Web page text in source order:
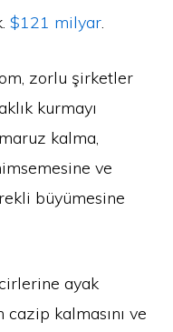
$121 milyar.
zorlu şirketler
kurmayı
kalma,
ve
büyümesine
ayak
kalmasını ve